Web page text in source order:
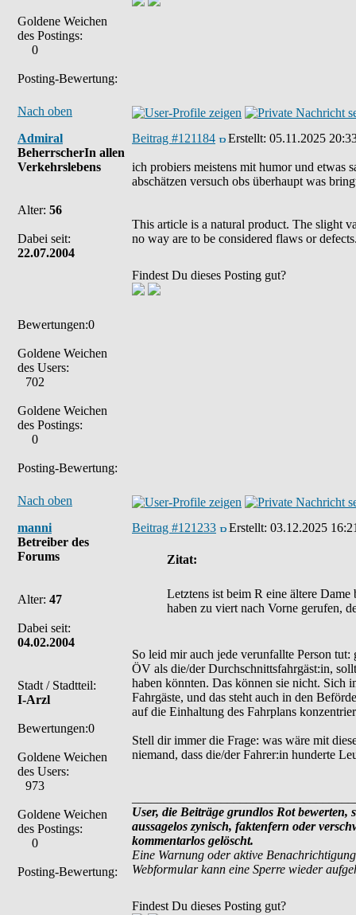
Goldene Weichen
des Postings:
0
Posting-Bewertung:
Nach oben
Admiral
BeherrscherIn allen
Verkehrslebens
Alter: 56
Dabei seit:
22.07.2004
Bewertungen:0
Goldene Weichen
des Users:
702
Goldene Weichen
des Postings:
0
Posting-Bewertung:
Beitrag #121184 Erstellt: 05.11.2025
ich probiers meistens mit humor und etwas
abschätzen versuch obs überhaupt was
This article is a natural product. The slight
no way are to be considered flaws or
Findest Du dieses Posting gut?
Nach oben
manni
Betreiber des
Forums
Alter: 47
Dabei seit:
04.02.2004
Stadt / Stadtteil:
I-Arzl
Bewertungen:0
Goldene Weichen
des Users:
973
Goldene Weichen
des Postings:
0
Posting-Bewertung:
Beitrag #121233 Erstellt: 03.12.2025
Zitat:
Letztens ist beim R eine ältere
haben zu viert nach Vorne gerufen,
So leid mir auch jede verunfallte Person
ÖV als die/der Durchschnittsfahrgäst:in,
haben könnten. Das können sie nicht. Sich
Fahrgäste, und das steht auch in den
auf die Einhaltung des Fahrplans
Stell dir immer die Frage: was wäre mit
niemand, dass die/der Fahrer:in hunderte
User, die Beiträge grundlos Rot
aussagelos zynisch, faktenfern oder
kommentarlos gelöscht.
Eine Warnung oder aktive
Webformular kann eine Sperre wieder
Findest Du dieses Posting gut?